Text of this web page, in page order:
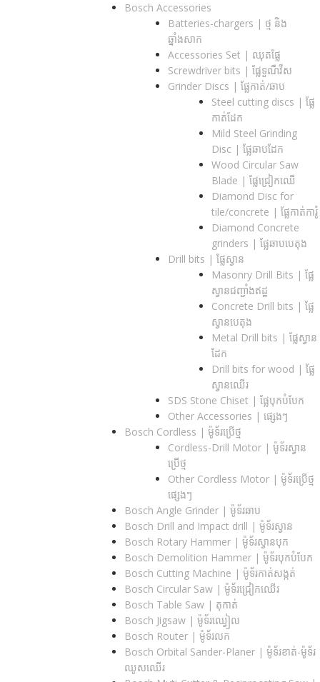
Bosch Accessories
Batteries-chargers | ថ្ម និង
ឆ្នាំងសាក
Accessories Set | ឈុតផ្លែ
Screwdriver bits | ផ្លែទួណឺវីស
Grinder Discs |​ ផ្លែកាត់/ឆាប
Steel cutting discs |​ ផ្លែ
កាត់ដែក
Mild Steel Grinding
Disc | ផ្លែឆាបដែក
Wood Circular Saw
Blade | ផ្លែជ្រៀកឈើ
Diamond Disc for
tile/concrete​ | ផ្លែកាត់ការ៉ូ
Diamond Concrete
grinders | ផ្លែឆាបបេតុង
Drill bits |​ ផ្លែស្វាន
Masonry Drill Bits |​ ផ្លែ
ស្វានជញ្ជាំងឥដ្ឋ
Concrete Drill bits |​ ផ្លែ
ស្វានបេតុង
Metal Drill bits |​ ផ្លែស្វាន
ដែក
Drill bits for wood |​ ផ្លែ
ស្វានឈើរ
SDS Stone Chiset |​ ផ្លែបុកបំបែក
Other Accessories | ផ្សេងៗ
Bosch Cordless | ម៉ូទ័រប្រើថ្ម
Cordless-Drill Motor | ម៉ូទ័រស្វាន
ប្រើថ្ម
Other Cordless Motor | ម៉ូទ័រប្រើថ្ម
ផ្សេងៗ
Bosch Angle Grinder | ម៉ូទ័រឆាប
Bosch Drill and Impact drill | ម៉ូទ័រស្វាន
Bosch Rotary Hammer | ម៉ូទ័រស្វានបុក
Bosch Demolition Hammer | ម៉ូទ័របុកបំបែក
Bosch Cutting Machine | ម៉ូទ័រកាត់សង្កត់
Bosch Circular Saw | ម៉ូទ័រជ្រៀកឈើរ
Bosch Table Saw | តុកាត់
Bosch Jigsaw | ម៉ូទ័រឈ្វៀល
Bosch Router | ម៉ូទ័រលក
Bosch Orbital Sander-Planer​ | ម៉ូទ័រខាត់-ម៉ូទ័រ
ឈូសឈើរ